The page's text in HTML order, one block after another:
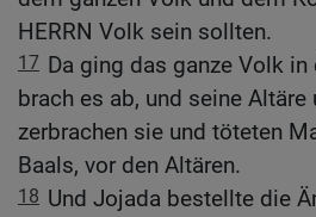
HERRN Volk sein sollten.
17 Da ging das ganze Volk
brach es ab, und seine Altäre
zerbrachen sie und töteten
Baals, vor den Altären.
18 Und Jojada bestellte die